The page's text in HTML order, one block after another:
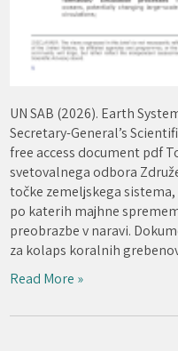
UN SAB (2026). Earth
Secretary-General’s
free access document pdf
svetovalnega odbora
točke zemeljskega
po katerih majhne
preobrazbe v naravi.
za kolaps koralnih
Read More »